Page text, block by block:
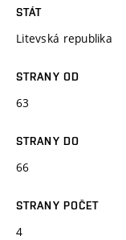
STÁT
Litevská republika
STRANY OD
63
STRANY DO
66
STRANY POČET
4